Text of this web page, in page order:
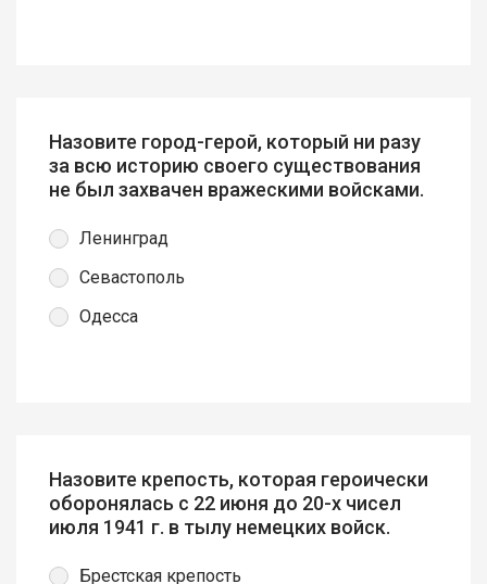
Назовите город-герой, который ни разу
за всю историю своего существования
не был захвачен вражескими войсками.
Ленинград
Севастополь
Одесса
Назовите крепость, которая героически
оборонялась с 22 июня до 20-х чисел
июля 1941 г. в тылу немецких войск.
Брестская крепость